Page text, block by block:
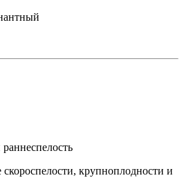
крупноплодности и